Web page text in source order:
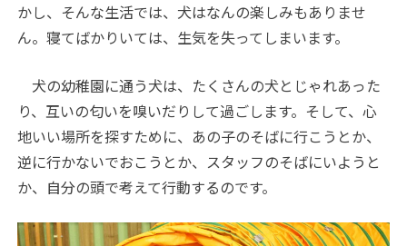
かし、そんな生活では、犬はなんの楽しみもありませ
ん。寝てばかりいては、生気を失ってしまいます。
犬の幼稚園に通う犬は、たくさんの犬とじゃれあった
り、互いの匂いを嗅いだりして過ごします。そして、心
地いい場所を探すために、あの子のそばに行こうとか、
逆に行かないでおこうとか、スタッフのそばにいようと
か、自分の頭で考えて行動するのです。